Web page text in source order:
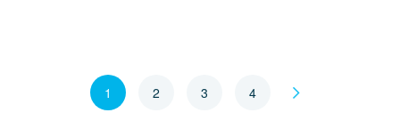
1 2 3 4